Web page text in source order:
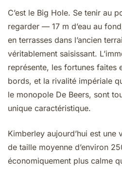
C’est le Big Hole. Se tenir au
regarder — 17 m d’eau au
en terrasses dans l’ancien
véritablement saisissant.
représente, les fortunes faites
bords, et la rivalité impériale
le monopole De Beers, sont
unique caractéristique.
Kimberley aujourd’hui est une
de taille moyenne d’environ
économiquement plus calme